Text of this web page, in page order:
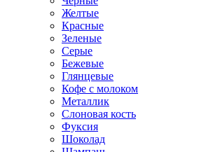
Желтые
Красные
Зеленые
Серые
Бежевые
Глянцевые
Кофе с молоком
Металлик
Слоновая кость
Фуксия
Шоколад